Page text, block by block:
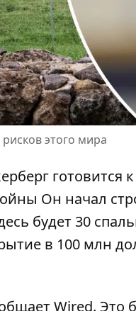
этого мира
готовится
Он начал
будет 30
в 100 млн
Wired. Это